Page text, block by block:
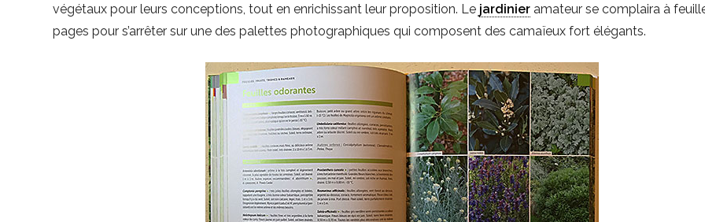
végétaux pour leurs conceptions, tout en enrichissant leur proposition. Le jardinier amateur se complaira à
pages pour s’arrêter sur une des palettes photographiques qui composent des camaïeux fort élégants.